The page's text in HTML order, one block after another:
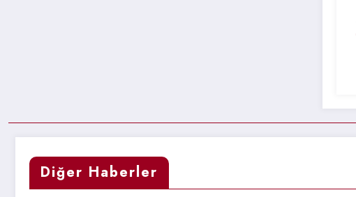
Diğer Haberler